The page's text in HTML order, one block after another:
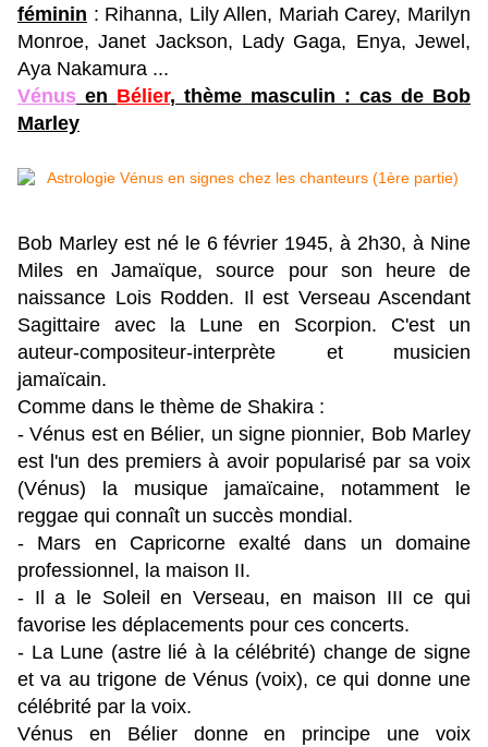
féminin : Rihanna, Lily Allen, Mariah Carey, Marilyn
Monroe, Janet Jackson, Lady Gaga, Enya, Jewel,
Aya Nakamura ...
Vénus en Bélier, thème masculin : cas de Bob
Marley
Bob Marley est né le 6 février 1945, à 2h30, à Nine
Miles en Jamaïque, source pour son heure de
naissance Lois Rodden. Il est Verseau Ascendant
Sagittaire avec la Lune en Scorpion. C'est un
auteur-compositeur-interprète et musicien
jamaïcain.
Comme dans le thème de Shakira :
- Vénus est en Bélier, un signe pionnier, Bob Marley
est l'un des premiers à avoir popularisé par sa voix
(Vénus) la musique jamaïcaine, notamment le
reggae qui connaît un succès mondial.
- Mars en Capricorne exalté dans un domaine
professionnel, la maison II.
- Il a le Soleil en Verseau, en maison III ce qui
favorise les déplacements pour ces concerts.
- La Lune (astre lié à la célébrité) change de signe
et va au trigone de Vénus (voix), ce qui donne une
célébrité par la voix.
Vénus en Bélier donne en principe une voix